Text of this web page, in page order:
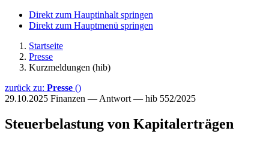
Direkt zum Hauptinhalt springen
Direkt zum Hauptmenü springen
Startseite
Presse
Kurzmeldungen (hib)
zurück zu: Presse ()
29.10.2025 Finanzen — Antwort — hib 552/2025
Steuerbelastung von Kapitalerträgen